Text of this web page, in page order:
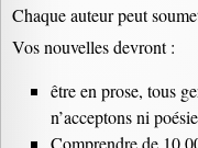
Chaque auteur peut
Vos nouvelles devront :
être en prose, tous
n’acceptons ni
Comprendre de 10